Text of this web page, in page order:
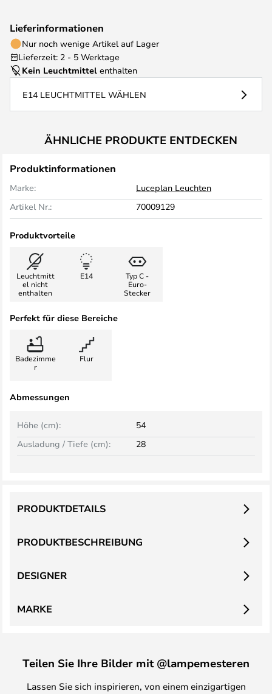
Lieferinformationen
Nur noch wenige Artikel auf Lager
Lieferzeit: 2 - 5 Werktage
Kein Leuchtmittel enthalten
E14 LEUCHTMITTEL WÄHLEN
ÄHNLICHE PRODUKTE ENTDECKEN
Produktinformationen
Marke:
Luceplan Leuchten
Artikel Nr.:
70009129
Produktvorteile
Leuchtmitt
el nicht
enthalten
E14
Typ C -
Euro-
Stecker
Perfekt für diese Bereiche
Badezimme
r
Flur
Abmessungen
Höhe (cm):
54
Ausladung / Tiefe (cm):
28
PRODUKTBESCHREIBUNG
PRODUKTDETAILS
DESIGNER
MARKE
Teilen Sie Ihre Bilder mit @lampemesteren
Lassen Sie sich inspirieren, von einem einzigartigen